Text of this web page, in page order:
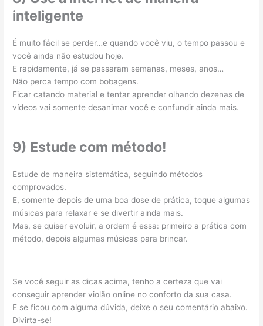
inteligente
É muito fácil se perder…e quando você viu, o tempo passou e
você ainda não estudou hoje.
E rapidamente, já se passaram semanas, meses, anos…
Não perca tempo com bobagens.
Ficar catando material e tentar aprender olhando dezenas de
vídeos vai somente desanimar você e confundir ainda mais.
9) Estude com método!
Estude de maneira sistemática, seguindo métodos
comprovados.
E, somente depois de uma boa dose de prática, toque algumas
músicas para relaxar e se divertir ainda mais.
Mas, se quiser evoluir, a ordem é essa: primeiro a prática com
método, depois algumas músicas para brincar.
Se você seguir as dicas acima, tenho a certeza que vai
conseguir aprender violão online no conforto da sua casa.
E se ficou com alguma dúvida, deixe o seu comentário abaixo.
Divirta-se!